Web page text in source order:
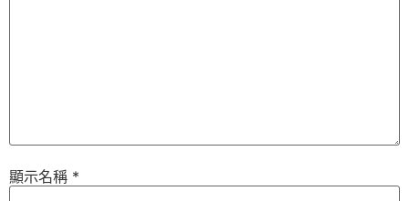
顯示名稱 *